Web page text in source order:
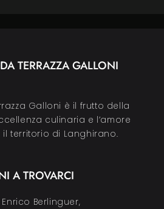
TERRAZZA GALLONI
Galloni è il frutto della
culinaria e l’amore
territorio di Langhirano.
A TROVARCI
Berlinguer,